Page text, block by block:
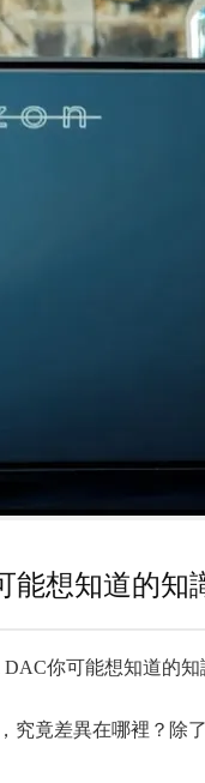
能想知道的知
你可能想知道的
究竟差異在哪裡？除